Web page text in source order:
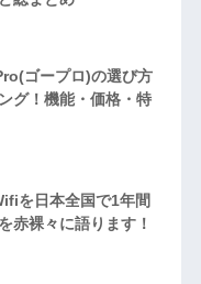
ゴープロ)の選び方
グ！機能・価格・特
を日本全国で1年間
赤裸々に語ります！